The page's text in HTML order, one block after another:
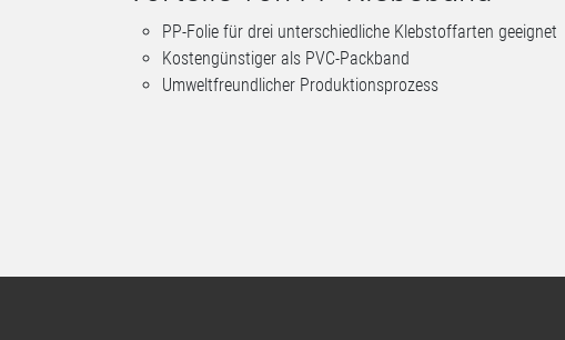
PP-Folie für drei unterschiedliche Klebstoffarten geeignet
Kostengünstiger als PVC-Packband
Umweltfreundlicher Produktionsprozess